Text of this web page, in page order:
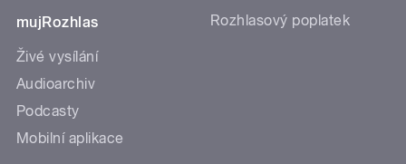
mujRozhlas
Živé vysílání
Audioarchiv
Podcasty
Mobilní aplikace
Rozhlasový poplatek